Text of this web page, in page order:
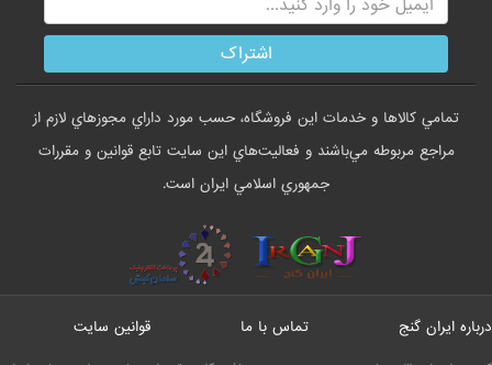
تمامي كالاها و خدمات اين فروشگاه، حسب مورد داراي مجوزهاي لازم از
مراجع مربوطه مي‌باشند و فعاليت‌هاي اين سايت تابع قوانين و مقررات
جمهوري اسلامي ايران است.
درباره ایران گنج تماس با ما قوانین سایت